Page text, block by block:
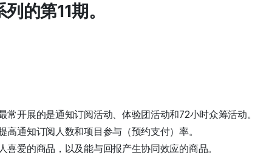
列的第11期。
常开展的是通知订阅活动、体验团活动和72小时众筹活动。
高通知订阅人数和项目参与（预约支付）率。
喜爱的商品，以及能与回报产生协同效应的商品。